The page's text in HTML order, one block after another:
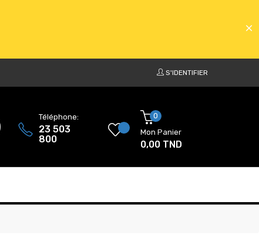
S'IDENTIFIER
Téléphone:
23 503
800
0
Mon Panier
0,00 TND